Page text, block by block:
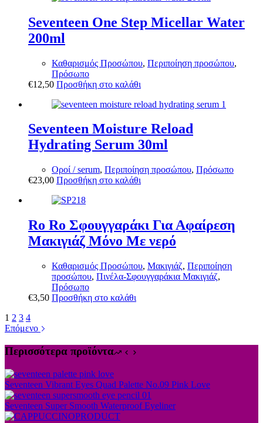
Seventeen One Step Micellar Water
200ml
Καθαρισμός Προσώπου, Περιποίηση προσώπου,
Πρόσωπο
€12,50 Προσθήκη στο καλάθι
Seventeen Moisture Reload
Hydrating Serum 30ml
Οροί / serum, Περιποίηση προσώπου, Πρόσωπο
€23,00 Προσθήκη στο καλάθι
Ro Ro Σφουγγαράκι Για Αφαίρεση
Μακιγιάζ Μόνο Με νερό
Καθαρισμός Προσώπου, Μακιγιάζ, Περιποίηση
προσώπου, Πινέλα-Σφουγγαράκια Μακιγιάζ,
Πρόσωπο
€3,50 Προσθήκη στο καλάθι
1 2 3 4
Επόμενο
Περισσότερα προϊόντα
Seventeen Vibrant Eyes Quad Palette No.09 Pink Love
Seventeen Super Smooth Waterproof Eyeliner